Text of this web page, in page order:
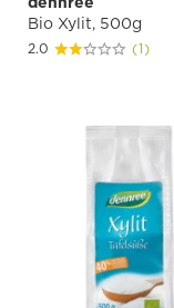
Bio Xylit, 500g
2.0 (1)